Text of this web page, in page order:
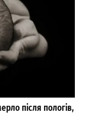
після пологів,